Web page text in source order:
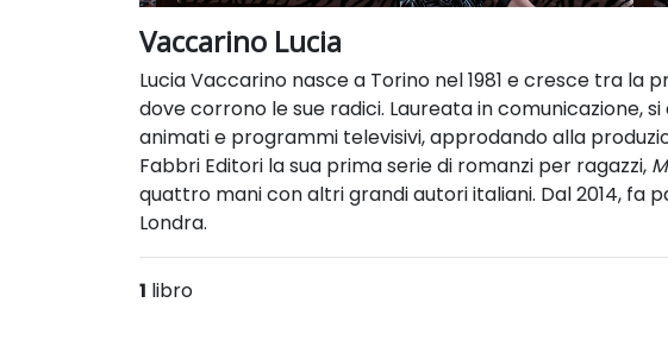
Vaccarino Lucia
Lucia Vaccarino nasce a Torino nel 1981 e cresce tra la
dove corrono le sue radici. Laureata in comunicazione,
animati e programmi televisivi, approdando alla
Fabbri Editori la sua prima serie di romanzi per ragazzi,
quattro mani con altri grandi autori italiani. Dal 2014, fa
Londra.
1 libro